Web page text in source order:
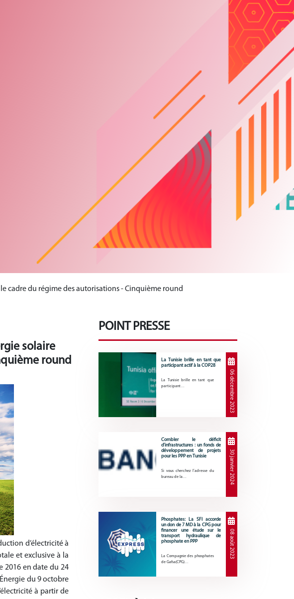
cadre du régime des autorisations - Cinquième round
solaire
round
d’électricité à
et exclusive à la
2016 en date du 24
du 9 octobre
à partir de
POINT PRESSE
La Tunisie brille en tant que
participant actif à la COP28
La Tunisie brille en tant que
participant…
06 décembre 2023
Combler le déficit
d’infrastructures : un fonds de
développement de projets
pour les PPP en Tunisie
Si vous cherchez l’adresse du
bureau de la…
30 janvier 2024
Phosphates: La SFI accorde
un don de 7 MD à la CPG pour
financer une étude sur le
transport hydraulique de
phosphate en PPP
La Compagnie des phosphates
de Gafsa(CPG)…
08 août 2023